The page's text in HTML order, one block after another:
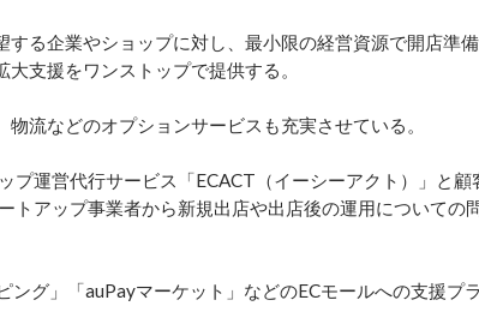
る企業やショップに対し、最小限の経営資源で開店準
支援をワンストップで提供する。
流などのオプションサービスも充実させている。
プ運営代行サービス「ECACT（イーシーアクト）」と顧
トアップ事業者から新規出店や出店後の運用についての
グ」「auPayマーケット」などのECモールへの支援プ